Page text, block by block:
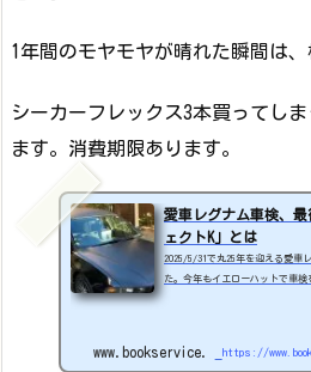
1年間のモヤモヤが晴れた瞬間は、
シーカーフレックス3本買ってし
ます。消費期限あります。
愛車レグナム車検、
ェクトK」とは
2025/5/31で丸25年を迎える愛車
た。今年もイエローハットで車
式を入れ替えてもらった。いろい
www.bookservice.jp